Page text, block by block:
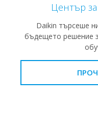
Център
Daikin търсеше
бъдещето решение